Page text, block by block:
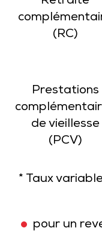
(RC)
Prestations
de vieillesse
(PCV)
* Taux
pour un